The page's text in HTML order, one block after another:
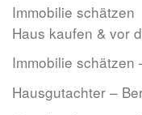
Immobilie schätzen
Haus kaufen & vor
Immobilie schätzen
Hausgutachter –